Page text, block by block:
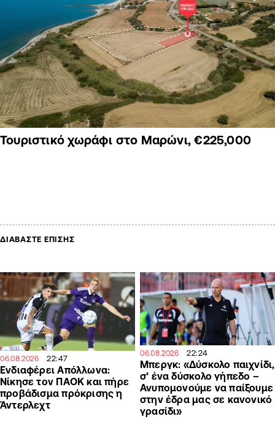
Τουριστικό χωράφι στο Μαρώνι, €225,000
ΔΙΑΒΑΣΤΕ ΕΠΙΣΗΣ
06.08.2026 22:47
Ενδιαφέρει Απόλλωνα:
Νίκησε τον ΠΑΟΚ και πήρε
προβάδισμα πρόκρισης η
Άντερλεχτ
06.08.2026 22:24
Μπεργκ: «Δύσκολο παιχνίδι,
σ’ ένα δύσκολο γήπεδο –
Ανυπομονούμε να παίξουμε
στην έδρα μας σε κανονικό
γρασίδι»